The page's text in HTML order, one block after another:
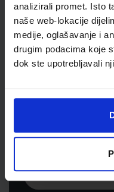
analizirali promet. Isto
naše web-lokacije
medije, oglašavanje i
drugim podacima koje
dok ste upotrebljavali
Prijavite se kako